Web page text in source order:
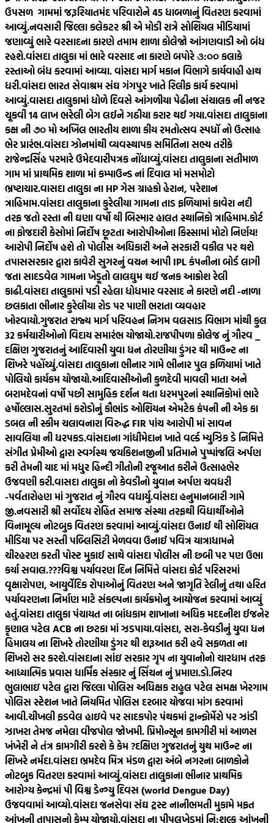
ઉપસળ ગામમાં જરૂરિયાતમંદ પરિવારોને 45 ધાબળાનું વિતરણ કરવામાં
આવ્યું.નવસારી જિલ્લા કલેકટર શ્રી એ મોડી રાત્રે સોશિયલ મીડિયામાં
જણાવ્યું ભારે વરસાદના કારણે તમામ શાળા કોલેજો આંગણવાડી ઓ બંધ
રહશે.વાંસદા તાલુકા માં ભારે વરસાદ ના કારણે બપોરે ૩:૦૦ કલાકે
રસ્તાઓ બંધ કરવામાં આવ્યા. વાંસદા માર્ગ મકાન વિભાગે કાર્યવાહી હાથ
ધરી.વાંસદા ભારત સેવાશ્રમ સંઘ ગંગપુર ખાતે રિલીફ કાર્ય કરવામાં
આવ્યું.વાસદા તાલુકામાં ધોળે દિવસે આંગળીયા પેઢીના સંચાલક ની નજર
ચૂકવી 14 લાખ ભરેલી બેગ લઈને ગઠીયા કરાર થઈ ગયા.વાંસદા તાલુકાના
કક્ષ ની ૭૦ મો અખિલ ભારતીય શાળા કીય રમતોત્સવ સ્પધૉ નો ઉત્સાહ
ભેર પ્રારંભ.વાંસદા ઝોનમાંથી વ્યવસ્થાપક સમિતિના સભ્ય તરીકે
રાજેન્દ્રસિંહ પરમારે ઉમેદવારીપત્રક નોંધાવ્યું.વાંસદા તાલુકાના સતીમાળ
ગામ માં પ્રાથમિક શાળા માં કમ્પાઉન્ડ નાં દિવાલ માં મસમોટો
ભ્રષ્ટાચાર.વાસદા તાલુકા ના HP ગેસ ગ્રાહકો હેરાન, પરેશાન
ત્રાહિમામ.વાંસદા તાલુકાના કુરેલીયા ગામના તાડ ફળિયામાં કાવેરા નદી
તરફ જતો રસ્તા ની ઘણા વર્ષો થી બિસ્માર હાલત સ્થાનિકો ત્રાહિમામ.કોર્ટ
ના ફોજદારી કેસોમાં નિર્દોષ છૂટતા આરોપીઓના કિસ્સામાં મોટો નિર્ણય!
આરોપી નિર્દોષ હશે તો પોલીસ અધિકારી અને સરકારી વકીલ પર થશે
તપાસસરકાર દ્વારા કાવેરી સુગરનું વચન આપી IPL કંપનીના બોર્ડ લાગી
જતા સાદડવેલ ગામના ખેડૂતો લાલઘુમ થઈ જનક આક્રોશ રેલી
કાઢી.વાંસદા તાલુકામાં પડી રહેલા ધોધમાર વરસાદ ને કારણે નદી -નાળા
છલકાતા ભીનાર કુરેલીયા રોડ પર પાણી ભરાતા વ્યવહાર
ખોરવાયો.ગુજરાત રાજ્ય માર્ગ પરિવહન નિગમ વલસાડ વિભાગ માંથી કુલ
32 કર્મચારીઓનો વિદાય સમારંભ યોજાયો.રાજપીપળા કોલેજ નું ગૌરવ _
દક્ષિણ ગુજરાતનું આદિવાસી યુવા ધન તોરણીયા ડુંગર થી માઉન્ટ ના
શિખરે પહોંચ્યું.વાંસદા તાલુકાના ભીનાર ગામે ભીનાર પુલ ફળિયામાં ખાતે
પોલિયો કાર્યકમ યોજાયો.આદિવાસીઓની કુળદેવી માવલી માતા અને
બરામદેવનાં વર્ષો પછી સામુહિક દર્શન થતા ધરમપુરનાં સ્થાનિકોમાં ભારે
હર્ષોલ્લાસ.સુરતમાં કરોડોનું કૌભાંડ ઓશિયન એમટેક કંપની ની એક કા
ડબલ ની સ્કીમ ચલાવનારા વિરુદ્ધ FIR પાંચ આરોપી માં સાવન
સાવલિયા ની ધરપકડ.વાંસદાના ગાંધીમેદાન ખાતે વર્લ્ડ મ્યુઝિક ડે નિમિત્તે
સંગીત પ્રેમીઓ દ્વારા સ્વર્ગસ્થ જયકિશનજીની પ્રતિમાને પુષ્પાંજલિ અર્પણ
કરી તેમની યાદ માં મધુર હિન્દી ગીતોની રજૂઆત કરીને ઉત્સાહભેર
ઉજવણી કરી.વાસદા તાલુકા નો કેવડીનો યુવાન અર્પણ ચવધરી
-પર્વતારોહણ માં ગુજરાત નું ગૌરવ વધાર્યુ.વાંસદા હનુમાનબારી ગામે
જી.નવસારી શ્રી સર્વોદય રોહિત સમાજ સંસ્થા તરફથી વિદ્યાર્થીઓને
વિનામૂલ્ય નોટબુક વિતરણ કરવામાં આવ્યું.વાંસદા ઉનાઈ થી સોશિયલ
મીડિયા પર સસ્તી પબ્લિસિટી મેળવવા ઉનાઈ પવિત્ર યાત્રાધામને
ચીરહરણ કરતી પોસ્ટ મુકાઈ સાથે વાંસદા પોલીસ ની છબી પર પણ ઉભા
કર્યા સવાલ.???વિશ્વ પર્યાવરણ દિન નિમિત્તે વાંસદા કોર્ટ પરિસરમાં
વૃક્ષારોપણ, આયુર્વેદિક રોપાઓનું વિતરણ અને જાગૃતિ રેલીનું તથા હરિત
પર્યાવરણના નિર્માણ માટે સંકલ્પના કાર્યક્રમોનુ આયોજન કરવામાં આવ્યું
હતું.વાંસદા તાલુકા પંચાયત ના બાંધકામ શાખાના અધિક મદદનીશ ઈજનેર
કૃણાલ પટેલ ACB ના છટકા માં ઝડપાયા.વાંસદા, સરા-કેવડીનું યુવા ધન
હિમાલય ના શિખરે તોરણીયા ડુંગર થી શરૂઆત કરી હવે સફળતા ના
શિખરો સર કરશે.વાંસદાના સાંઇ સરકાર ગૃપ ના યુવાનોનો ચારધામ તરફ
આધ્યાત્મિક પ્રવાસ ધાર્મિક સંસ્કાર નું સિંચન નું પ્રમાણ.ડો.નિરવ
ભુલાભાઇ પટેલ દ્વારા જિલ્લા પોલિસ અધિક્ષક રાહુલ પટેલ સમક્ષ ખેરગામ
પોલિસ સ્ટેશન ખાતે નિયમિત પોલિસ દરબાર યોજવા માંગ કરવામાં
આવી.ચીખલી ફડવેલ હાઇવે પર સાદકપોર પંથકમાં ટ્રાન્ફોર્મેરો પર ઝાંડી
ઝાખરા તેમજ નમેલા વીજપોલ જોખમી. પ્રિમોન્સૂન કામગીરી માં આળસ
ખંખેરી ને તંત્ર કામગીરી કરશે કે કેમ ?દક્ષિણ ગુજરાતનું યુથ માઉન્ટ ના
શિખરે નર્મદા.વાંસદા ભ્રમદેવ મિત્ર મંડળ દ્વારા અંબે નગરના બાળકોને
નોટબુક વિતરણ કરવામાં આવ્યું.વાંસદા તાલુકાના ભીનાર પ્રાથમિક
આરોગ્ય કેન્દ્રમાં પી વિશ્વ ડેન્ગ્યુ દિવસ (world Dengue Day)
ઉજવવામાં આવ્યો.વાંસદા જનસેવા સંઘ ટ્રસ્ટ નાનીભમતી મુકામે મફત
આંખની તાપાસનો કેમ્પ યોજાયો.વાંસદા ના પીપલખેડમાં નિ:શુલ્ક આંખની